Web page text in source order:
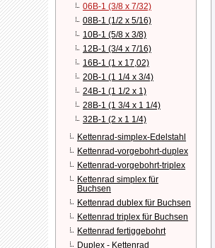
06B-1 (3/8 x 7/32)
08B-1 (1/2 x 5/16)
10B-1 (5/8 x 3/8)
12B-1 (3/4 x 7/16)
16B-1 (1 x 17,02)
20B-1 (1 1/4 x 3/4)
24B-1 (1 1/2 x 1)
28B-1 (1 3/4 x 1 1/4)
32B-1 (2 x 1 1/4)
Kettenrad-simplex-Edelstahl
Kettenrad-vorgebohrt-duplex
Kettenrad-vorgebohrt-triplex
Kettenrad simplex für
Buchsen
Kettenrad dublex für Buchsen
Kettenrad triplex für Buchsen
Kettenrad fertiggebohrt
Duplex - Kettenrad